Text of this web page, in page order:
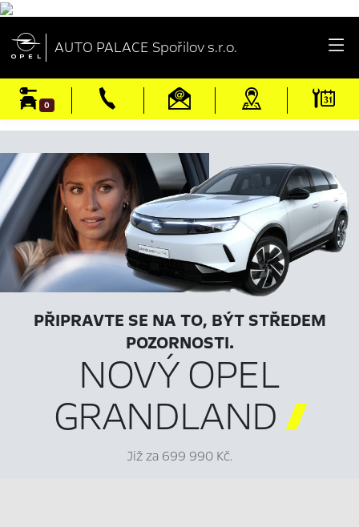
 AUTO PALACE Spořilov s.r.o.
0
PŘIPRAVTE SE NA TO, BÝT STŘEDEM
POZORNOSTI.
NOVÝ OPEL
GRANDLAND
Již za 699 990 Kč.